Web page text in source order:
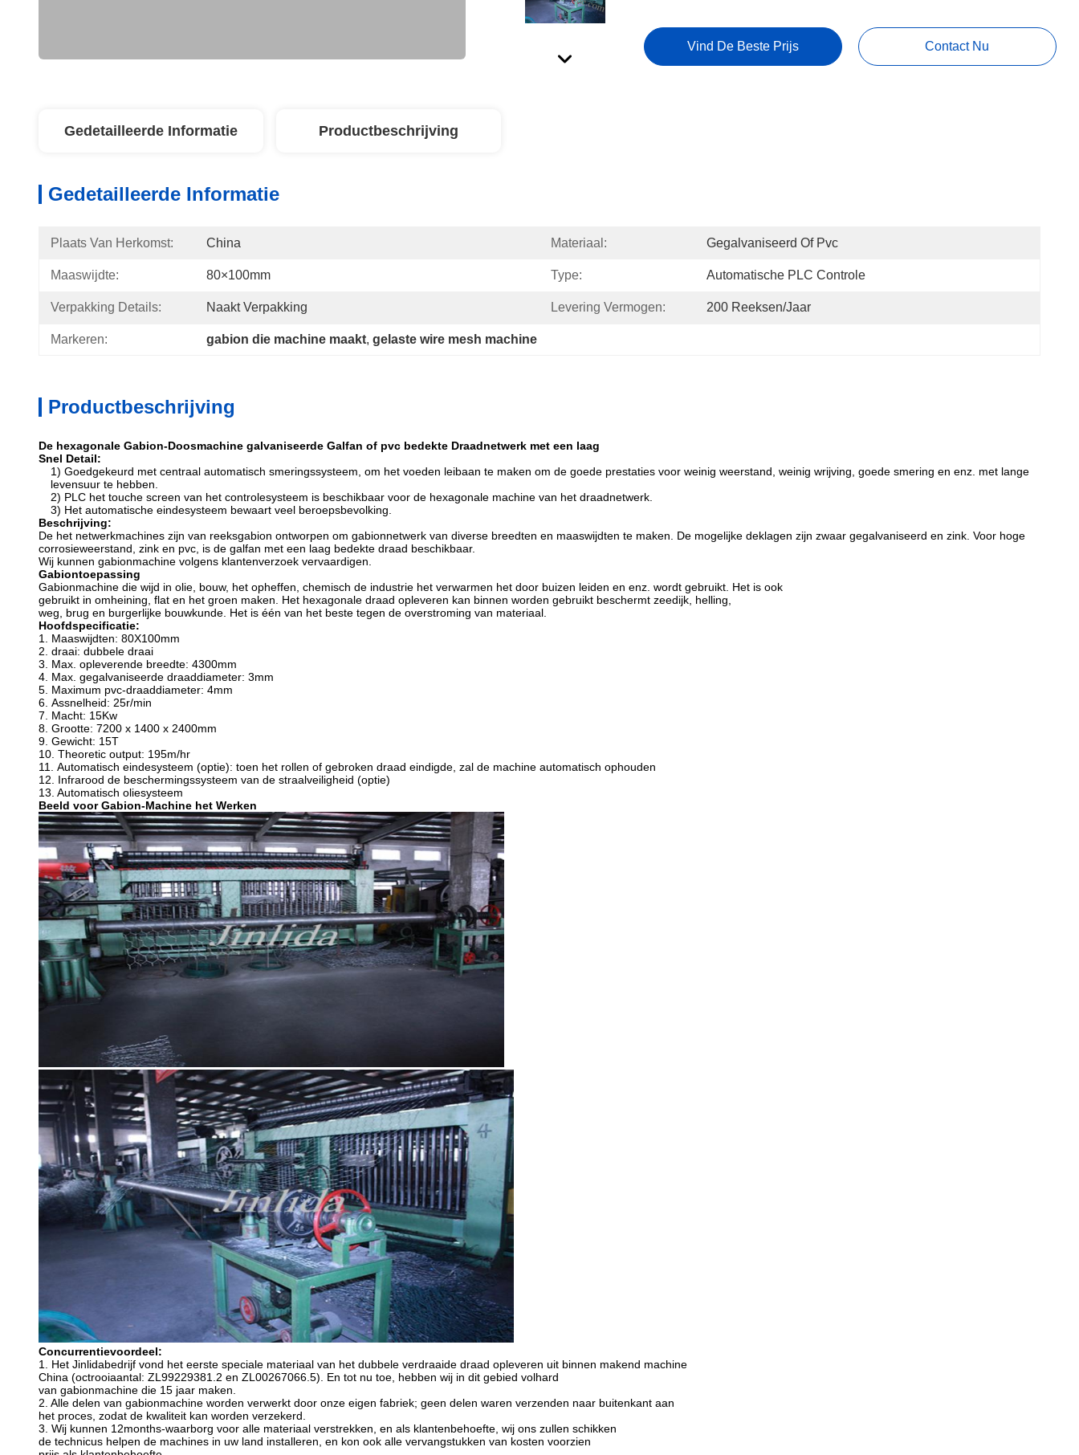
Vind De Beste Prijs Contact Nu
Gedetailleerde Informatie Productbeschrijving
Gedetailleerde Informatie
Plaats Van Herkomst: China Materiaal: Gegalvaniseerd Of Pvc
Maaswijdte: 80×100mm Type: Automatische PLC Controle
Verpakking Details: Naakt Verpakking Levering Vermogen: 200 Reeksen/jaar
Markeren: gabion die machine maakt, gelaste wire mesh machine
Productbeschrijving
De hexagonale Gabion-Doosmachine galvaniseerde Galfan of pvc bedekte Draadnetwerk met een laag
Snel Detail:
1) Goedgekeurd met centraal automatisch smeringssysteem, om het voeden leibaan te maken om de goede prestaties voor weinig weerstand, weinig wrijving, goede smering en enz. met lange
levensuur te hebben.
2) PLC het touche screen van het controlesysteem is beschikbaar voor de hexagonale machine van het draadnetwerk.
3) Het automatische eindesysteem bewaart veel beroepsbevolking.
Beschrijving:
De het netwerkmachines zijn van reeksgabion ontworpen om gabionnetwerk van diverse breedten en maaswijdten te maken. De mogelijke deklagen zijn zwaar gegalvaniseerd en zink. Voor hoge
corrosieweerstand, zink en pvc, is de galfan met een laag bedekte draad beschikbaar.
Wij kunnen gabionmachine volgens klantenverzoek vervaardigen.
Gabiontoepassing
Gabionmachine die wijd in olie, bouw, het opheffen, chemisch de industrie het verwarmen het door buizen leiden en enz. wordt gebruikt. Het is ook
gebruikt in omheining, flat en het groen maken. Het hexagonale draad opleveren kan binnen worden gebruikt beschermt zeedijk, helling,
weg, brug en burgerlijke bouwkunde. Het is één van het beste tegen de overstroming van materiaal.
Hoofdspecificatie:
1. Maaswijdten: 80X100mm
2. draai: dubbele draai
3. Max. opleverende breedte: 4300mm
4. Max. gegalvaniseerde draaddiameter: 3mm
5. Maximum pvc-draaddiameter: 4mm
6. Assnelheid: 25r/min
7. Macht: 15Kw
8. Grootte: 7200 x 1400 x 2400mm
9. Gewicht: 15T
10. Theoretic output: 195m/hr
11. Automatisch eindesysteem (optie): toen het rollen of gebroken draad eindigde, zal de machine automatisch ophouden
12. Infrarood de beschermingssysteem van de straalveiligheid (optie)
13. Automatisch oliesysteem
Beeld voor Gabion-Machine het Werken
Concurrentievoordeel:
1. Het Jinlidabedrijf vond het eerste speciale materiaal van het dubbele verdraaide draad opleveren uit binnen makend machine
China (octrooiaantal: ZL99229381.2 en ZL00267066.5). En tot nu toe, hebben wij in dit gebied volhard
van gabionmachine die 15 jaar maken.
2. Alle delen van gabionmachine worden verwerkt door onze eigen fabriek; geen delen waren verzenden naar buitenkant aan
het proces, zodat de kwaliteit kan worden verzekerd.
3. Wij kunnen 12months-waarborg voor alle materiaal verstrekken, en als klantenbehoefte, wij ons zullen schikken
de technicus helpen de machines in uw land installeren, en kon ook alle vervangstukken van kosten voorzien